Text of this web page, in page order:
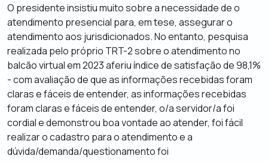
O presidente insistiu muito sobre a necessidade de o
atendimento presencial para, em tese, assegurar o
atendimento aos jurisdicionados. No entanto, pesquisa
realizada pelo próprio TRT-2 sobre o atendimento no
balcão virtual em 2023 aferiu índice de satisfação de 98,1%
- com avaliação de que as informações recebidas foram
claras e fáceis de entender, as informações recebidas
foram claras e fáceis de entender, o/a servidor/a foi
cordial e demonstrou boa vontade ao atender, foi fácil
realizar o cadastro para o atendimento e a
dúvida/demanda/questionamento foi